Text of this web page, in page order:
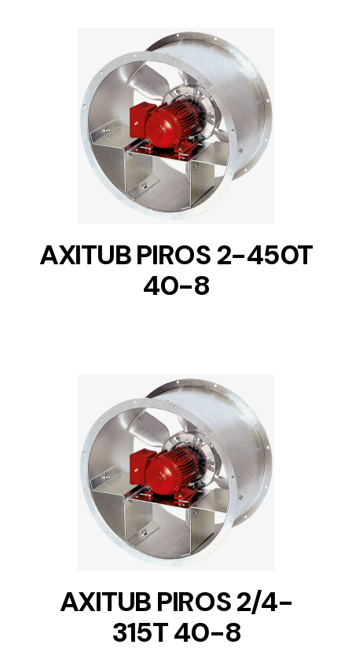
DETAILS
AXITUB PIROS 2-450T
40-8
DETAILS
AXITUB PIROS 2/4-
315T 40-8